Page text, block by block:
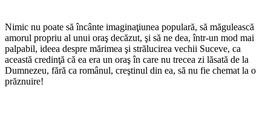
Nimic nu poate să încânte imaginaţiunea po­pulară, să măgulească
amorul propriu al unui oraş decăzut, şi să ne dea, într-un mod mai
palpabil, ideea despre mărimea şi străluci­rea vechii Suceve, ca
această credinţă că ea era un oraş în care nu trecea zi lăsată de la
Dumnezeu, fără ca românul, creştinul din ea, să nu fie chemat la o
prăznuire!